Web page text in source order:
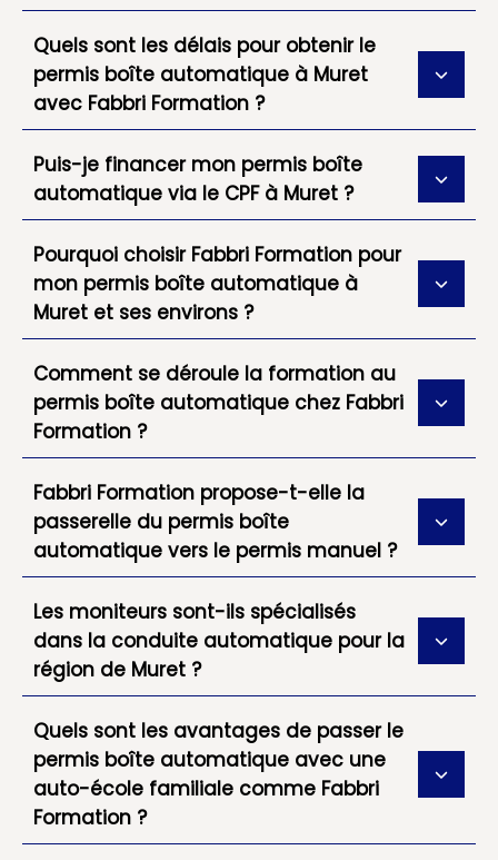
Quels sont les délais pour obtenir le
permis boîte automatique à Muret
avec Fabbri Formation ?
Puis-je financer mon permis boîte
automatique via le CPF à Muret ?
Pourquoi choisir Fabbri Formation pour
mon permis boîte automatique à
Muret et ses environs ?
Comment se déroule la formation au
permis boîte automatique chez Fabbri
Formation ?
Fabbri Formation propose-t-elle la
passerelle du permis boîte
automatique vers le permis manuel ?
Les moniteurs sont-ils spécialisés
dans la conduite automatique pour la
région de Muret ?
Quels sont les avantages de passer le
permis boîte automatique avec une
auto-école familiale comme Fabbri
Formation ?